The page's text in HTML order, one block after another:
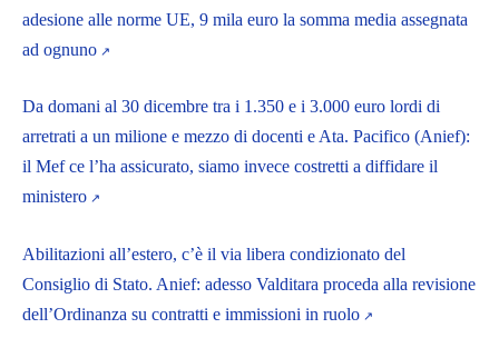
adesione alle norme UE, 9 mila euro la somma media assegnata
ad ognuno
Da domani al 30 dicembre tra i 1.350 e i 3.000 euro lordi di
arretrati a un milione e mezzo di docenti e Ata. Pacifico (Anief):
il Mef ce l’ha assicurato, siamo invece costretti a diffidare il
ministero
Abilitazioni all’estero, c’è il via libera condizionato del
Consiglio di Stato. Anief: adesso Valditara proceda alla revisione
dell’Ordinanza su contratti e immissioni in ruolo